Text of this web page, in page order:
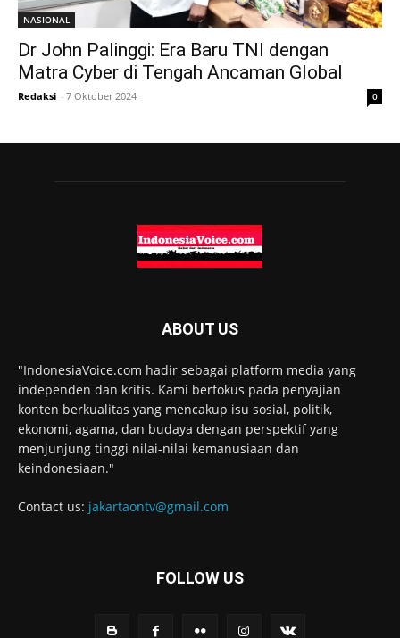
NASIONAL
Dr John Palinggi: Era Baru TNI dengan
Matra Cyber di Tengah Ancaman Global
Redaksi - 7 Oktober 2024 0
ABOUT US
"IndonesiaVoice.com hadir sebagai platform media yang
independen dan kritis. Kami berfokus pada penyajian
konten berkualitas yang mencakup isu sosial, politik,
ekonomi, agama, dan budaya dengan perspektif yang
menjunjung tinggi nilai-nilai kemanusiaan dan
keindonesiaan."
Contact us: jakartaontv@gmail.com
FOLLOW US